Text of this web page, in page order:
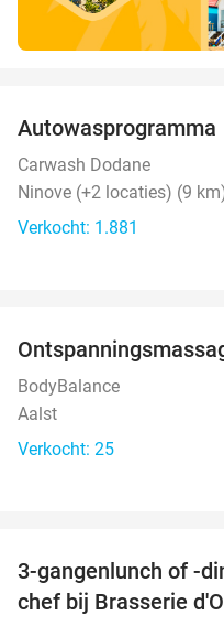
Autowasprogramma
Carwash Dodane
Ninove (+2 locaties) (9
Verkocht: 1.881
BodyBalance
Aalst
Verkocht: 25
3-gangenlunch of -
chef bij Brasserie